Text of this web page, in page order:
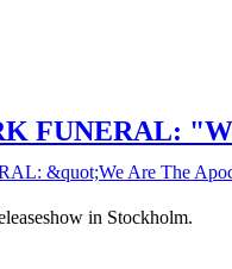
FUNERAL:
in Stockholm.